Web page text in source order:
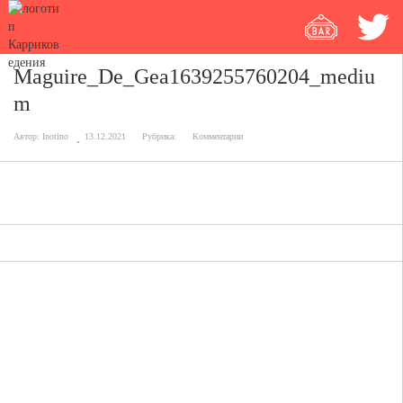
Maguire_De_Gea1639255760204_mediu
m
Автор: Inotino 13.12.2021 Рубрика: Комментарии